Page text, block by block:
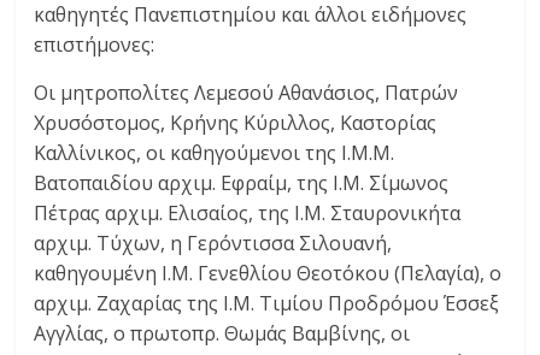
καθηγητές Πανεπιστημίου και άλλοι ειδήμονες
επιστήμονες:
Οι μητροπολίτες Λεμεσού Αθανάσιος, Πατρών
Χρυσόστομος, Κρήνης Κύριλλος, Καστορίας
Καλλίνικος, οι καθηγούμενοι της Ι.Μ.Μ.
Βατοπαιδίου αρχιμ. Εφραίμ, της Ι.Μ. Σίμωνος
Πέτρας αρχιμ. Ελισαίος, της Ι.Μ. Σταυρονικήτα
αρχιμ. Τύχων, η Γερόντισσα Σιλουανή,
καθηγουμένη Ι.Μ. Γενεθλίου Θεοτόκου (Πελαγία), ο
αρχιμ. Ζαχαρίας της Ι.Μ. Τιμίου Προδρόμου Έσσεξ
Αγγλίας, ο πρωτοπρ. Θωμάς Βαμβίνης, οι